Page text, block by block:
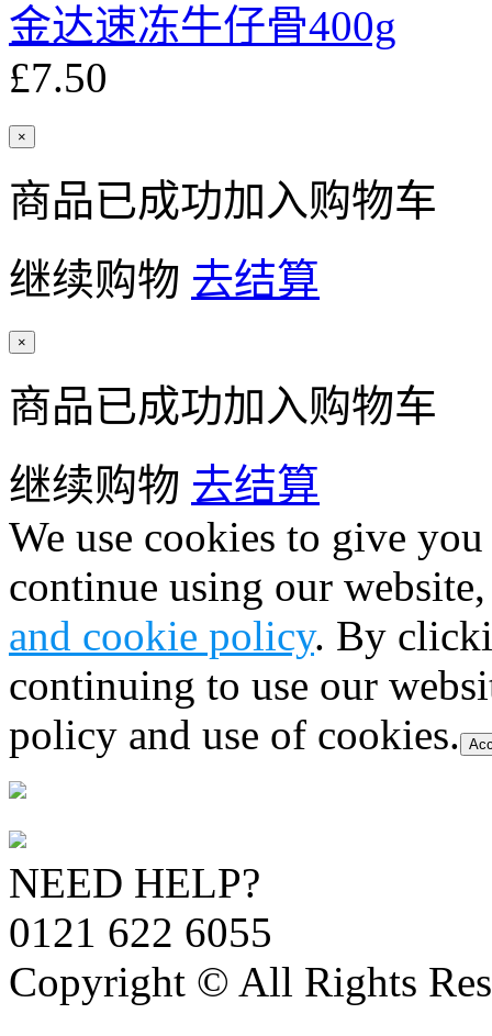
金达速冻牛仔骨400g
£7.50
×
商品已成功加入购物车
继续购物 去结算
×
商品已成功加入购物车
继续购物 去结算
We use cookies to give
continue using our
and cookie policy. By
continuing to use our
policy and use of cookies.
NEED HELP?
0121 622 6055
Copyright © All Rights